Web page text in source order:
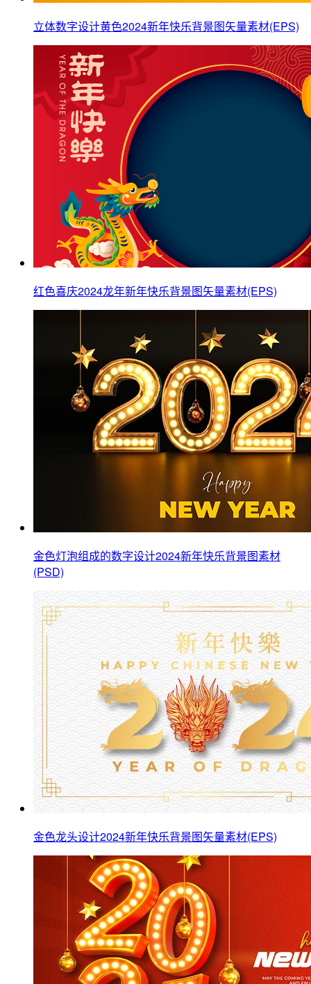
立体数字设计黄色2024新年快乐背景图矢量素材(EPS)
红色喜庆2024龙年新年快乐背景图矢量素材(EPS)
金色灯泡组成的数字设计2024新年快乐背景图素材
(PSD)
金色龙头设计2024新年快乐背景图矢量素材(EPS)